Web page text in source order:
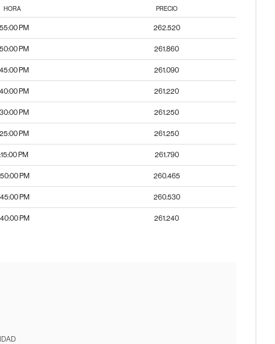
HORA PRECIO
PM 262.520
PM 261.860
PM 261.090
PM 261.220
PM 261.250
PM 261.250
PM 261.790
PM 260.465
PM 260.530
PM 261.240